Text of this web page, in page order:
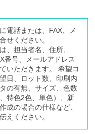
電話または、FAX、メ
せください。
、担当者名、住所、
番号、メールアドレス
いただきます。 希望コ
日、ロット数、印刷内
の有無、サイズ、色数
、特色2色、単色）、新
成の場合の仕様など、
えください。